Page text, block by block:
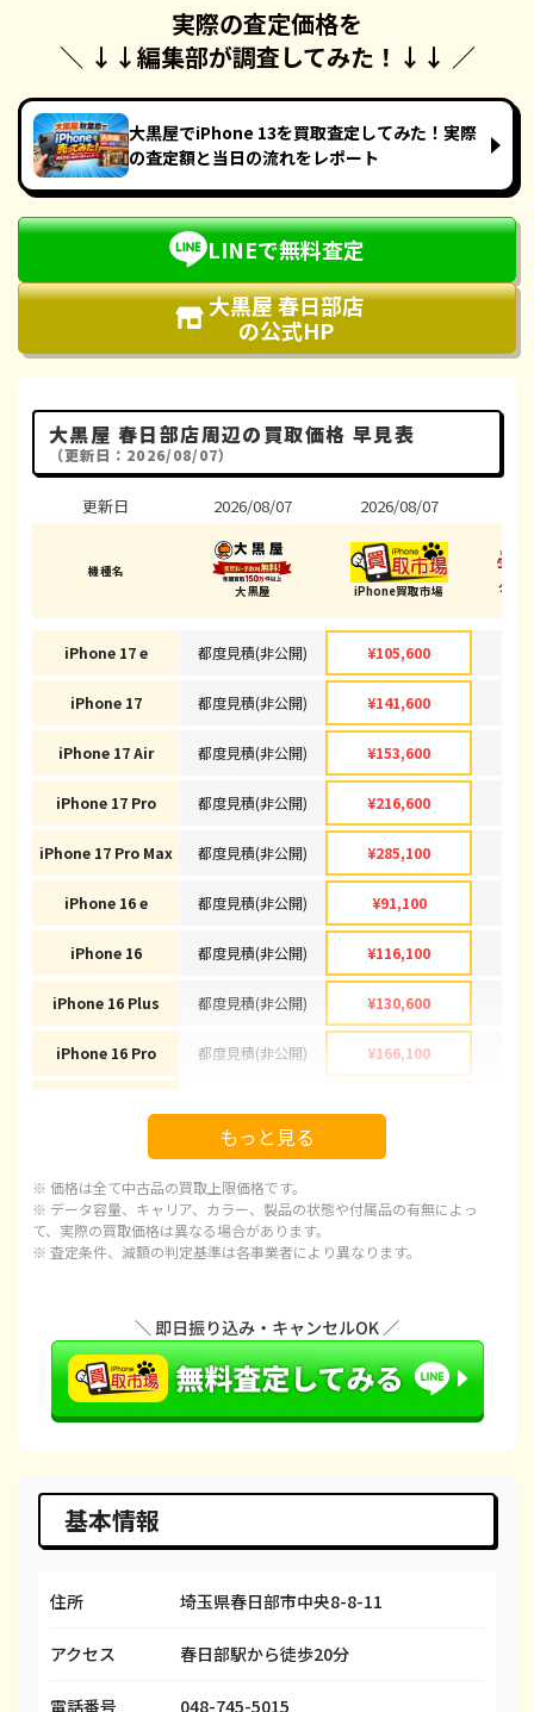
＼ ↓↓
実際の査定価格を
編集部が調査してみた！ ↓↓ ／
大黒屋でiPhone 13を買取査定してみた！実際
の査定額と当日の流れをレポート
LINEで無料査定
大黒屋 春日部店
の公式HP
大黒屋 春日部店周辺の買取価格 早見表
（更新日：2026/08/07）
更新日
機種名
iPhone 17 e
iPhone 17
iPhone 17 Air
iPhone 17 Pro
iPhone 17 Pro Max
iPhone 16 e
iPhone 16
iPhone 16 Plus
iPhone 16 Pro
iPhone 15 Plus
iPhone 15 Pro
iPhone 14 Plus
iPhone 14
iPhone 14 Pro Max
iPhone SE 3
iPhone 13
iPhone 13 mini
iPhone 13 Pro
2026/08/07
大黒屋
都度見積(非公開)
都度見積(非公開)
都度見積(非公開)
都度見積(非公開)
都度見積(非公開)
都度見積(非公開)
都度見積(非公開)
都度見積(非公開)
都度見積(非公開)
都度見積(非公開)
都度見積(非公開)
都度見積(非公開)
都度見積(非公開)
都度見積(非公開)
都度見積(非公開)
都度見積(非公開)
都度見積(非公開)
2026/08/07
iPhone買取市場
¥105,600
¥141,600
¥153,600
¥216,600
¥285,100
¥91,100
¥116,100
¥130,600
¥166,100
¥92,100
¥97,100
¥120,100
¥66,600
¥29,600
¥58,100
ダイ
もっと見る
※ 価格は全て中古品の買取上限価格です。
※ データ容量、キャリア、カラー、製品の状態や付属品の有無によっ
て、実際の買取価格は異なる場合があります。
※ 査定条件、減額の判定基準は各事業者により異なります。
基本情報
住所 埼玉県春日部市中央8-8-11
アクセス 春日部駅から徒歩20分
電話番号 048-745-5015